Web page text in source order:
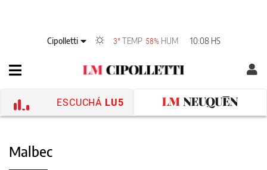
Cipolletti 3° TEMP 58% HUM 10:08 HS
ESCUCHÁ LU5
Malbec